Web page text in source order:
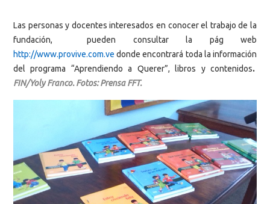
Las personas y docentes interesados en conocer el trabajo de la
fundación, pueden consultar la pág web
http://www.provive.com.ve donde encontrará toda la información
del programa “Aprendiendo a Querer”, libros y contenidos.
FIN/Yoly Franco. Fotos: Prensa FFT.